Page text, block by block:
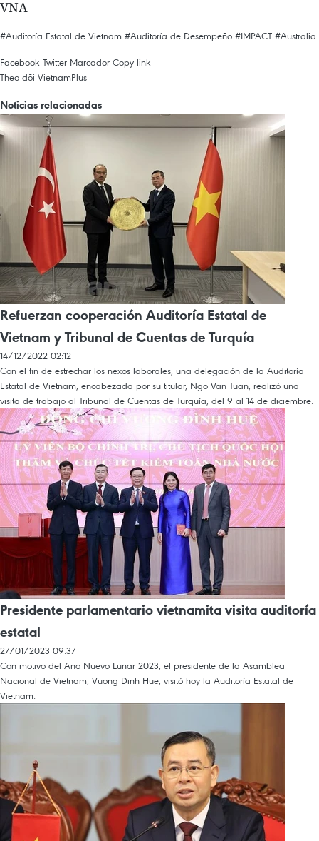
VNA
#Auditoría Estatal de Vietnam #Auditoría de Desempeño #IMPACT #Australia
Facebook Twitter Marcador Copy link
Theo dõi VietnamPlus
Noticias relacionadas
Refuerzan cooperación Auditoría Estatal de
Vietnam y Tribunal de Cuentas de Turquía
14/12/2022 02:12
Con el fin de estrechar los nexos laborales, una delegación de la Auditoría
Estatal de Vietnam, encabezada por su titular, Ngo Van Tuan, realizó una
visita de trabajo al Tribunal de Cuentas de Turquía, del 9 al 14 de diciembre.
Presidente parlamentario vietnamita visita auditoría
estatal
27/01/2023 09:37
Con motivo del Año Nuevo Lunar 2023, el presidente de la Asamblea
Nacional de Vietnam, Vuong Dinh Hue, visitó hoy la Auditoría Estatal de
Vietnam.